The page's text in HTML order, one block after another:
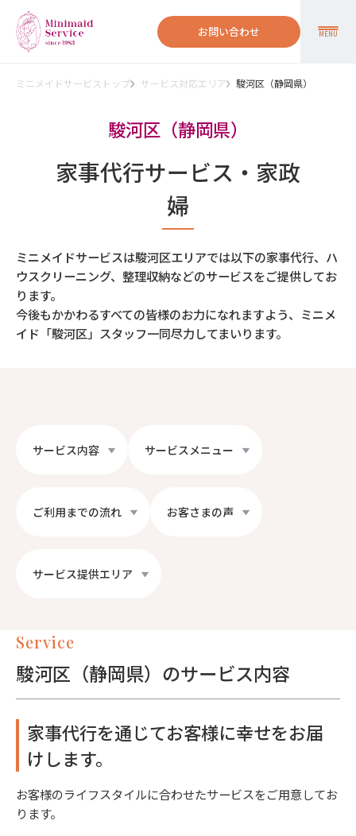
お問い合わせ MENU
ミニメイドサービストップ サービス対応エリア 駿河区（静岡県）
駿河区（静岡県）
家事代行サービス・家政
婦
ミニメイドサービスは駿河区エリアでは以下の家事代行、ハ
ウスクリーニング、整理収納などのサービスをご提供してお
ります。
今後もかかわるすべての皆様のお力になれますよう、ミニメ
イド「駿河区」スタッフ一同尽力してまいります。
サービス内容 サービスメニュー
ご利用までの流れ お客さまの声
サービス提供エリア
Service
駿河区（静岡県）のサービス内容
家事代行を通じてお客様に幸せをお届
けします。
お客様のライフスタイルに合わせたサービスをご用意してお
ります。